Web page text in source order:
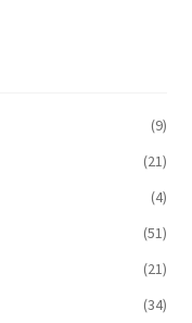
(9)
(21)
(4)
(51)
(21)
(34)